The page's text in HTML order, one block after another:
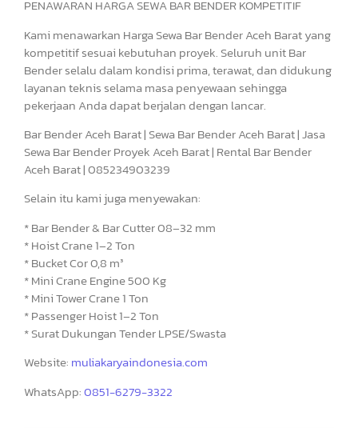
PENAWARAN HARGA SEWA BAR BENDER KOMPETITIF
Kami menawarkan Harga Sewa Bar Bender Aceh Barat yang
kompetitif sesuai kebutuhan proyek. Seluruh unit Bar
Bender selalu dalam kondisi prima, terawat, dan didukung
layanan teknis selama masa penyewaan sehingga
pekerjaan Anda dapat berjalan dengan lancar.
Bar Bender Aceh Barat | Sewa Bar Bender Aceh Barat | Jasa
Sewa Bar Bender Proyek Aceh Barat | Rental Bar Bender
Aceh Barat | 085234903239
Selain itu kami juga menyewakan:
* Bar Bender & Bar Cutter 08–32 mm
* Hoist Crane 1–2 Ton
* Bucket Cor 0,8 m³
* Mini Crane Engine 500 Kg
* Mini Tower Crane 1 Ton
* Passenger Hoist 1–2 Ton
* Surat Dukungan Tender LPSE/Swasta
Website: muliakaryaindonesia.com
WhatsApp:0851-6279-3322